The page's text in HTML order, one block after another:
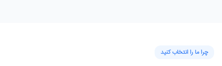
چرا ما را انتخاب کنید